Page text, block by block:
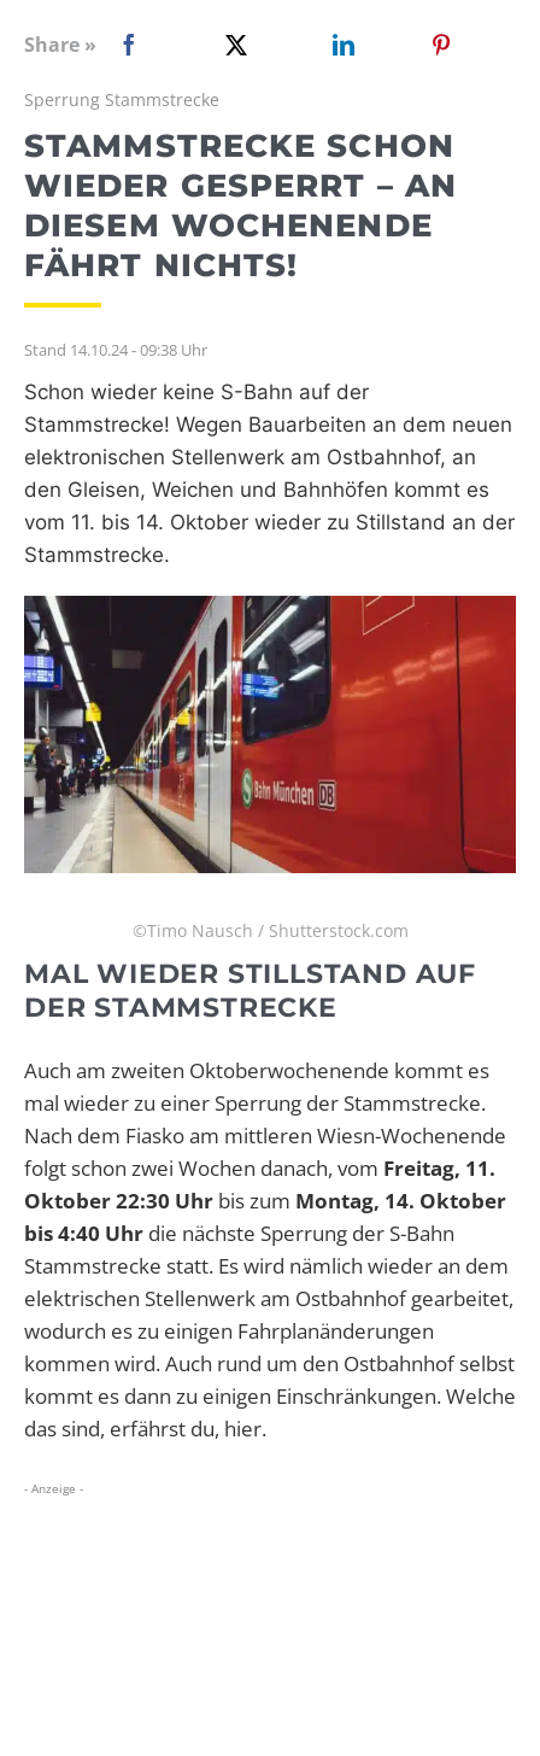
WEBRADIO
Share »
Sperrung Stammstrecke
STAMMSTRECKE SCHON
WIEDER GESPERRT – AN
DIESEM WOCHENENDE
FÄHRT NICHTS!
Stand 14.10.24 - 09:38 Uhr
Schon wieder keine S-Bahn auf der
Stammstrecke! Wegen Bauarbeiten an dem neuen
elektronischen Stellenwerk am Ostbahnhof, an
den Gleisen, Weichen und Bahnhöfen kommt es
vom 11. bis 14. Oktober wieder zu Stillstand an der
Stammstrecke.
©Timo Nausch / Shutterstock.com
MAL WIEDER STILLSTAND AUF
DER STAMMSTRECKE
Auch am zweiten Oktoberwochenende kommt es
mal wieder zu einer Sperrung der Stammstrecke.
Nach dem Fiasko am mittleren Wiesn-Wochenende
folgt schon zwei Wochen danach, vom Freitag, 11.
Oktober 22:30 Uhr bis zum Montag, 14. Oktober
bis 4:40 Uhr die nächste Sperrung der S-Bahn
Stammstrecke statt. Es wird nämlich wieder an dem
elektrischen Stellenwerk am Ostbahnhof gearbeitet,
wodurch es zu einigen Fahrplanänderungen
kommen wird. Auch rund um den Ostbahnhof selbst
kommt es dann zu einigen Einschränkungen. Welche
das sind, erfährst du, hier.
- Anzeige -